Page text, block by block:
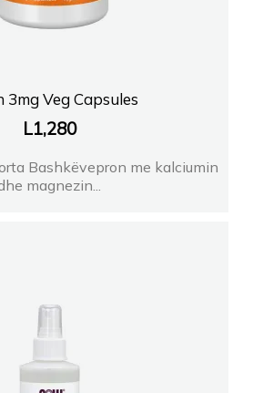
3mg Veg Capsules
L1,280
Bashkëvepron me kalciumin
magnezin...